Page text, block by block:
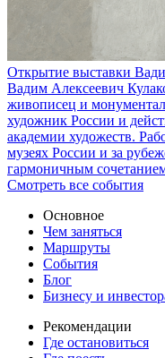
Открытие выставки
Вадим Алексеевич
живописец и
художник России и
академии художеств.
музеях России и за
гармоничным
Смотреть все события
Основное
Чем заняться
Маршруты
События
Блог
Бизнесу и
Рекомендации
Где остановиться